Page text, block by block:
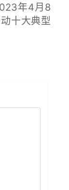
年4月8
十大典型